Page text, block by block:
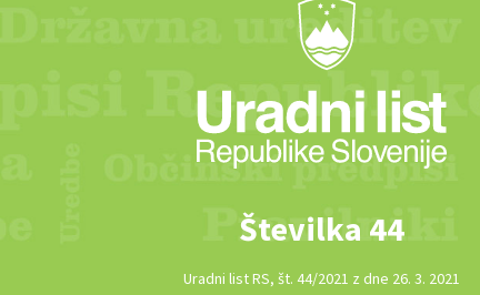
Številka 44
Uradni list RS, št. 44/2021 z dne 26. 3. 2021